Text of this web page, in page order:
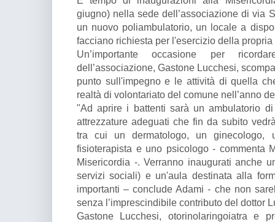
giugno) nella sede dell’associazione di via
un nuovo poliambulatorio, un locale a
facciano richiesta per l'esercizio della
Un’importante occasione per
dell’associazione, Gastone Lucchesi,
punto sull'impegno e le attività di quella
realtà di volontariato del comune nell’anno
"Ad aprire i battenti sarà un ambulatorio
attrezzature adeguati che fin da subito
tra cui un dermatologo, un ginecologo,
fisioterapista e uno psicologo - commenta
Misericordia -. Verranno inaugurati anche
servizi sociali) e un'aula destinata alla
importanti – conclude Adami - che non
senza l’imprescindibile contributo del dottor
Gastone Lucchesi, otorinolaringoiatra e